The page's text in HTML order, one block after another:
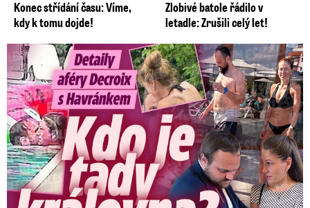
Konec střídání času: Víme,
kdy k tomu dojde!
Zlobivé batole řádilo v
letadle: Zrušili celý let!
Detaily aféry Decroix s Havránkem: Kdo je tady královna?